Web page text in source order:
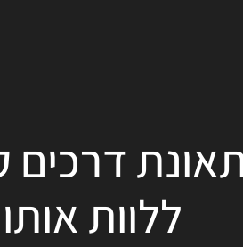
דרכים
ללוות אותו